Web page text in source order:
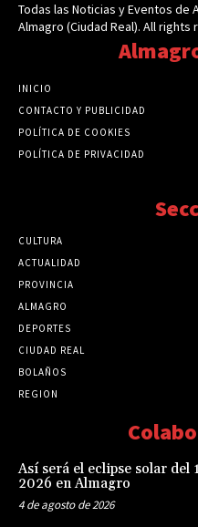
Todas las Noticias y Eventos de
Almagro (Ciudad Real). All rights
INICIO
CONTACTO Y PUBLICIDAD
POLÍTICA DE COOKIES
POLÍTICA DE PRIVACIDAD
CULTURA
ACTUALIDAD
PROVINCIA
ALMAGRO
DEPORTES
CIUDAD REAL
BOLAÑOS
REGION
Así será el eclipse solar del
2026 en Almagro
4 de agosto de 2026